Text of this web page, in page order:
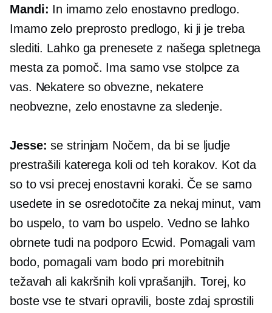
Mandi: In imamo zelo enostavno predlogo.
Imamo zelo preprosto predlogo, ki ji je treba
slediti. Lahko ga prenesete z našega spletnega
mesta za pomoč. Ima samo vse stolpce za
vas. Nekatere so obvezne, nekatere
neobvezne, zelo enostavne za sledenje.
Jesse: se strinjam Nočem, da bi se ljudje
prestrašili katerega koli od teh korakov. Kot da
so to vsi precej enostavni koraki. Če se samo
usedete in se osredotočite za nekaj minut, vam
bo uspelo, to vam bo uspelo. Vedno se lahko
obrnete tudi na podporo Ecwid. Pomagali vam
bodo, pomagali vam bodo pri morebitnih
težavah ali kakršnih koli vprašanjih. Torej, ko
boste vse te stvari opravili, boste zdaj sprostili